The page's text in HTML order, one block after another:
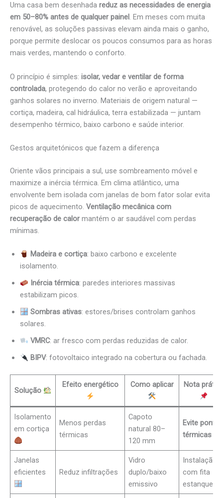
Uma casa bem desenhada reduz as necessidades de energia
em 50–80% antes de qualquer painel. Em meses com muita
renovável, as soluções passivas elevam ainda mais o ganho,
porque permite deslocar os poucos consumos para as horas
mais verdes, mantendo o conforto.
O princípio é simples: isolar, vedar e ventilar de forma
controlada, protegendo do calor no verão e aproveitando
ganhos solares no inverno. Materiais de origem natural —
cortiça, madeira, cal hidráulica, terra estabilizada — juntam
desempenho térmico, baixo carbono e saúde interior.
Gestos arquitetónicos que fazem a diferença
Oriente vãos principais a sul, use sombreamento móvel e
maximize a inércia térmica. Em clima atlântico, uma
envolvente bem isolada com janelas de bom fator solar evita
picos de aquecimento. Ventilação mecânica com
recuperação de calor mantém o ar saudável com perdas
mínimas.
Madeira e cortiça: baixo carbono e excelente
isolamento.
Inércia térmica: paredes interiores massivas
estabilizam picos.
Sombras ativas: estores/brises controlam ganhos
solares.
VMRC: ar fresco com perdas reduzidas de calor.
BIPV: fotovoltaico integrado na cobertura ou fachada.
Solução
Efeito energético Como aplicar Nota
Isolamento
em cortiça
Menos perdas
térmicas
Capoto
natural 80–
120 mm
Evite pontes
térmicas
Janelas
eficientes
Reduz infiltrações
Vidro
duplo/baixo
emissivo
Instalação
com fita
estanque